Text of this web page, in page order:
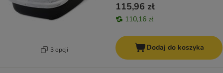
3 opcji
115,96 zł
110,16 zł
Dodaj do koszyka